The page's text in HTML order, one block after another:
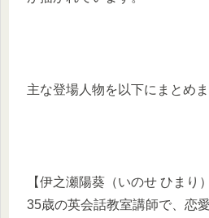
主な登場人物を以下にまとめま
【伊之瀬陽葵（いのせ ひまり）
35歳の英会話教室講師で、恋